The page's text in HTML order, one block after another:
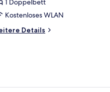
1 Doppelbett
Kostenloses WLAN
Details